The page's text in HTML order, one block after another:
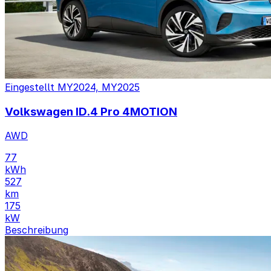
Eingestellt MY2024, MY2025
Volkswagen ID.4 Pro 4MOTION
AWD
77
kWh
527
km
175
kW
Beschreibung